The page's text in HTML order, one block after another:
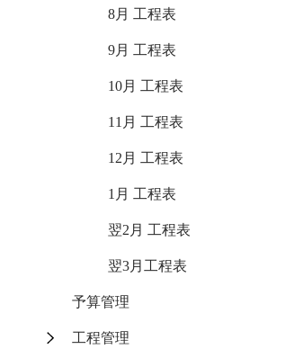
8月 工程表
9月 工程表
10月 工程表
11月 工程表
12月 工程表
1月 工程表
翌2月 工程表
翌3月工程表
予算管理
工程管理